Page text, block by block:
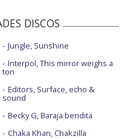
DISCOS
Jungle, Sunshine
Interpol, This mirror weighs a
ton
Editors, Surface, echo &
sound
Becky G, Baraja bendita
Chaka Khan, Chakzilla